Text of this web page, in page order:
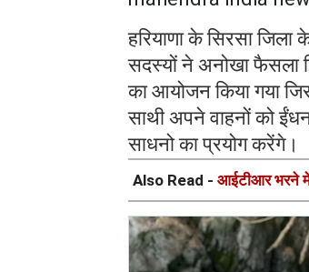
हरियाणा के सिरसा जिला
सदस्यों ने अनोखा फैसला
का आयोजन किया गया
साथी अपने वाहनों को
साधनो का प्रयोग करेंगे।
Also Read - आईटीआर भरने में